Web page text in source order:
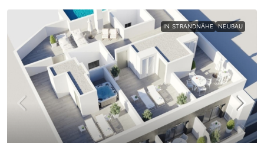
IN STRANDNÄHE NEUBAU